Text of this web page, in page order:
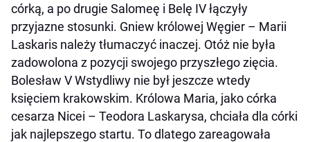
córką, a po drugie Salomeę i Belę IV łączyły
przyjazne stosunki. Gniew królowej Węgier – Marii
Laskaris należy tłumaczyć inaczej. Otóż nie była
zadowolona z pozycji swojego przyszłego zięcia.
Bolesław V Wstydliwy nie był jeszcze wtedy
księciem krakowskim. Królowa Maria, jako córka
cesarza Nicei – Teodora Laskarysa, chciała dla córki
jak najlepszego startu. To dlatego zareagowała